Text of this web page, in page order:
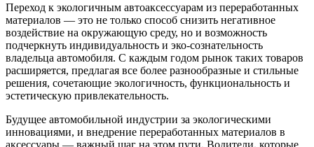
Переход к экологичным автоаксессуарам из переработанных
материалов — это не только способ снизить негативное
воздействие на окружающую среду, но и возможность
подчеркнуть индивидуальность и эко-сознательность
владельца автомобиля. С каждым годом рынок таких товаров
расширяется, предлагая все более разнообразные и стильные
решения, сочетающие экологичность, функциональность и
эстетическую привлекательность.
Будущее автомобильной индустрии за экологическими
инновациями, и внедрение переработанных материалов в
аксессуары — важный шаг на этом пути. Водители, которые